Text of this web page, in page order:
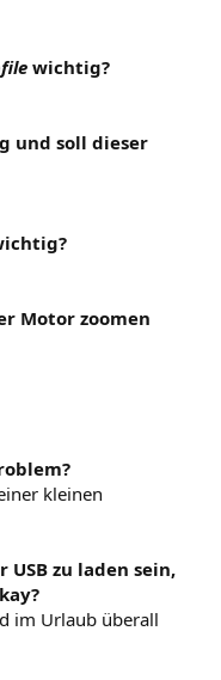
wichtig?
und soll dieser
Motor zoomen
kleinen
zu laden sein,
im Urlaub überall